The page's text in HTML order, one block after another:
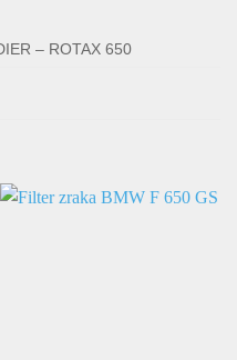
– ROTAX 650